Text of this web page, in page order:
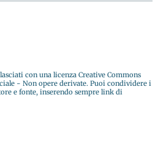
con una licenza Creative Commons
- Non opere derivate. Puoi condividere i
e fonte, inserendo sempre link di